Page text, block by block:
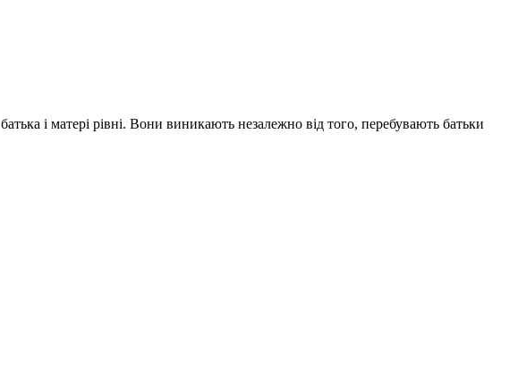
і матері рівні. Вони виникають незалежно від того, перебувають батьки